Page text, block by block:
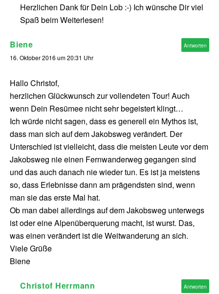
Herzlichen Dank für Dein Lob :-) Ich wünsche Dir viel
Spaß beim Weiterlesen!
Biene
16. Oktober 2016 um 20:31 Uhr
Hallo Christof,
herzlichen Glückwunsch zur vollendeten Tour! Auch
wenn Dein Resümee nicht sehr begeistert klingt…
Ich würde nicht sagen, dass es generell ein Mythos ist,
dass man sich auf dem Jakobsweg verändert. Der
Unterschied ist vielleicht, dass die meisten Leute vor dem
Jakobsweg nie einen Fernwanderweg gegangen sind
und das auch danach nie wieder tun. Es ist ja meistens
so, dass Erlebnisse dann am prägendsten sind, wenn
man sie das erste Mal hat.
Ob man dabei allerdings auf dem Jakobsweg unterwegs
ist oder eine Alpenüberquerung macht, ist wurst. Das,
was einen verändert ist die Weitwanderung an sich.
Viele Grüße
Biene
Antworten
Christof Herrmann Antworten